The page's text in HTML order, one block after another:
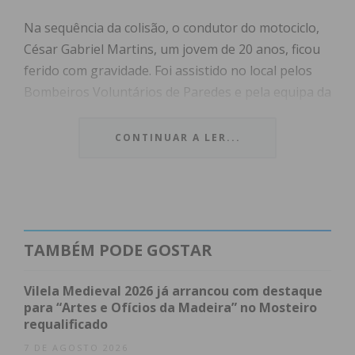
Na sequência da colisão, o condutor do motociclo,
César Gabriel Martins, um jovem de 20 anos, ficou
ferido com gravidade. Foi assistido no local pelos
Bombeiros Voluntários de Paredes e pela equipa da
não resistiu à gravidade dos ferimentos.
César Gabriel Martins tinha 20 anos e residia na
CONTINUAR A LER...
TAMBÉM PODE GOSTAR
Vilela Medieval 2026 já arrancou com destaque
para “Artes e Ofícios da Madeira” no Mosteiro
requalificado
7 DE AGOSTO 2026